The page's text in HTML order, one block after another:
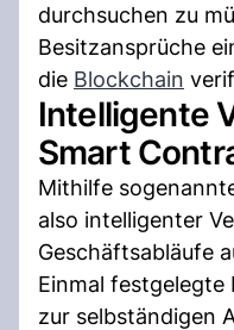
durchsuchen zu
Besitzansprüche
die Blockchain
Intelligente
Smart
Mithilfe
also intelligenter
Geschäftsabläufe
Einmal festgelegte
zur selbständigen